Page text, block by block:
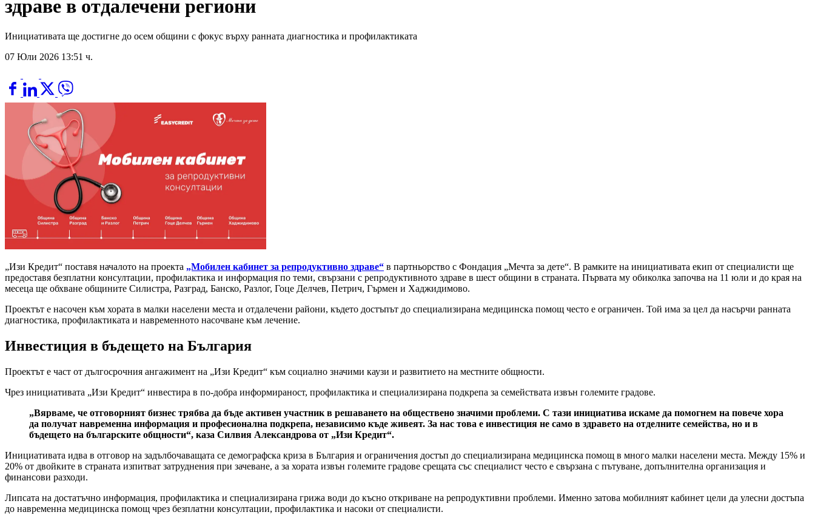
здраве в отдалечени региони
Инициативата ще достигне до осем общини с фокус върху ранната диагностика и профилактиката
07 Юли 2026 13:51 ч.
„Изи Кредит“ поставя началото на проекта „Мобилен кабинет за репродуктивно здраве“ в партньорство с Фондация „Мечта за дете“. В рамките на инициативата екип от специалисти ще
предоставя безплатни консултации, профилактика и информация по теми, свързани с репродуктивното здраве в шест общини в страната. Първата му обиколка започва на 11 юли и до края на
месеца ще обхване общините Силистра, Разград, Банско, Разлог, Гоце Делчев, Петрич, Гърмен и Хаджидимово.
Проектът е насочен към хората в малки населени места и отдалечени райони, където достъпът до специализирана медицинска помощ често е ограничен. Той има за цел да насърчи ранната
диагностика, профилактиката и навременното насочване към лечение.
Инвестиция в бъдещето на България
Проектът е част от дългосрочния ангажимент на „Изи Кредит“ към социално значими каузи и развитието на местните общности.
Чрез инициативата „Изи Кредит“ инвестира в по-добра информираност, профилактика и специализирана подкрепа за семействата извън големите градове.
„Вярваме, че отговорният бизнес трябва да бъде активен участник в решаването на обществено значими проблеми. С тази инициатива искаме да помогнем на повече хора
да получат навременна информация и професионална подкрепа, независимо къде живеят. За нас това е инвестиция не само в здравето на отделните семейства, но и в
бъдещето на българските общности“, каза Силвия Александрова от „Изи Кредит“.
Инициативата идва в отговор на задълбочаващата се демографска криза в България и ограничения достъп до специализирана медицинска помощ в много малки населени места. Между 15% и
20% от двойките в страната изпитват затруднения при зачеване, а за хората извън големите градове срещата със специалист често е свързана с пътуване, допълнителна организация и
финансови разходи.
Липсата на достатъчно информация, профилактика и специализирана грижа води до късно откриване на репродуктивни проблеми. Именно затова мобилният кабинет цели да улесни достъпа
до навременна медицинска помощ чрез безплатни консултации, профилактика и насоки от специалисти.